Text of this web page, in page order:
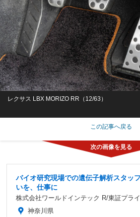
レクサス LBX MORIZO RR（12/63）
この記事へ戻る
バイオ研究現場での遺伝子解析スタッ
いを、仕事に
株式会社ワールドインテック R/東証プラ
神奈川県